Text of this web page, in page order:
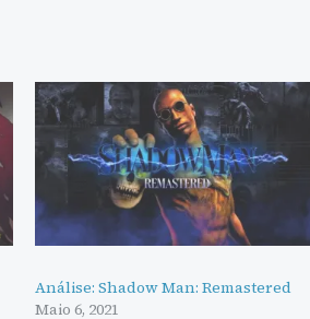
Análise: Shadow Man: Remastered
Maio 6, 2021